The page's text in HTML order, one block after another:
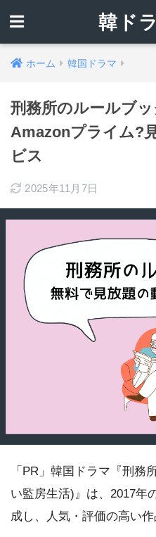
韓ド
ホーム 韓国ドラマ
刑務所のルールブ
Amazonプライム?
ビス
2025年11月7日
「PR」韓国ドラマ『刑務
い監房生活)』は、2017年
成し、人気・評価の高い作